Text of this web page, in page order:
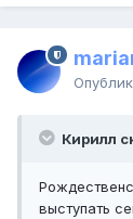
Кирилл
выступать